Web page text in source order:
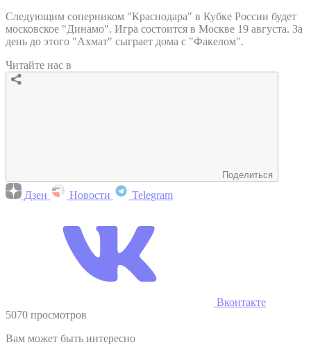
Следующим соперником "Краснодара" в Кубке России будет
московское "Динамо". Игра состоится в Москве 19 августа. За
день до этого "Ахмат" сыграет дома с "Факелом".
Читайте нас в
Поделиться
Дзен Новости Telegram
Вконтакте
5070 просмотров
Вам может быть интересно